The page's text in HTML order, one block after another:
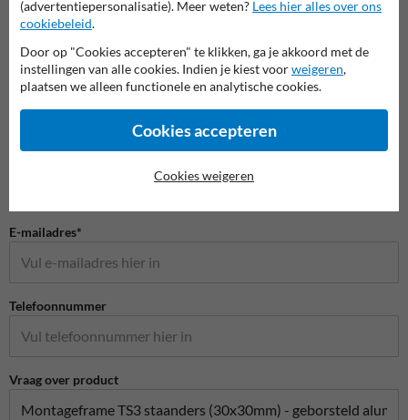
Stel je vraag aan Verkeersbord.be
Naam*
E-mailadres*
Telefoonnummer
Vraag over product
(advertentiepersonalisatie). Meer weten? Lees hier alles over ons
cookiebeleid.
Door op "Cookies accepteren" te klikken, ga je akkoord met de
instellingen van alle cookies. Indien je kiest voorweigeren,
plaatsen we alleen functionele en analytische cookies.
Cookies accepteren
Cookies weigeren